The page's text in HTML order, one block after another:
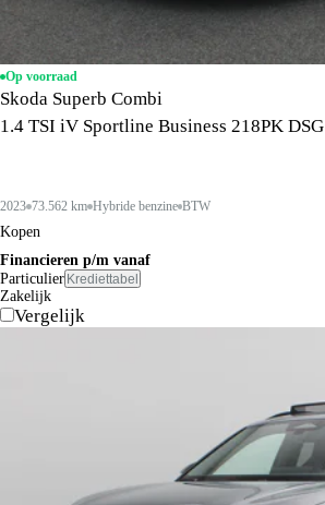
Op voorraad
Skoda Superb Combi
1.4 TSI iV Sportline Business 218PK DSG
2023 73.562 km Hybride benzine BTW
Kopen
Financieren p/m vanaf
Particulier Krediettabel
Zakelijk
Vergelijk